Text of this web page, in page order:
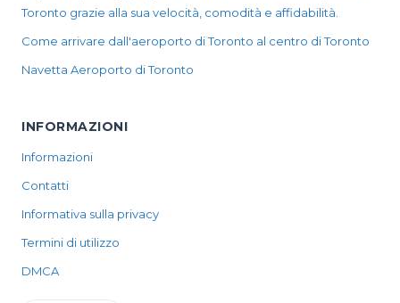
Toronto grazie alla sua velocità, comodità e affidabilità.
Come arrivare dall'aeroporto di Toronto al centro di Toronto
Navetta Aeroporto di Toronto
INFORMAZIONI
Informazioni
Contatti
Informativa sulla privacy
Termini di utilizzo
DMCA